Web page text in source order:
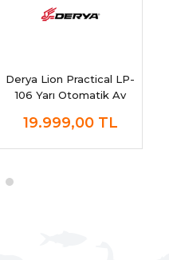
Derya Lion Practical LP-
106 Yarı Otomatik Av
Performans ve Dayanıklı
19.999,00 TL